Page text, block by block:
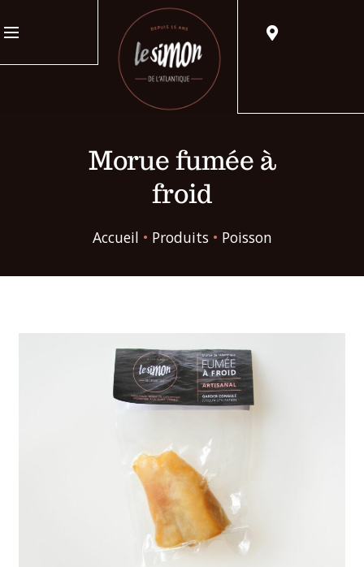
Morue fumée à
froid
Accueil • Produits • Poisson